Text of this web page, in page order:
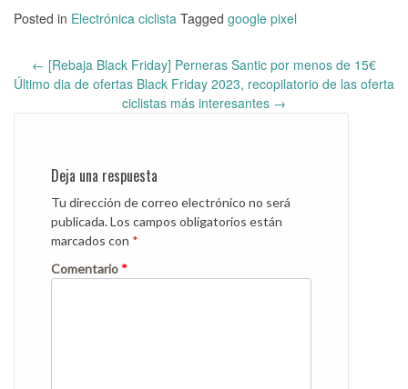
Posted in Electrónica ciclista Tagged google pixel
Post
← [Rebaja Black Friday] Perneras Santic por menos de 15€
Último dia de ofertas Black Friday 2023, recopilatorio de las oferta
ciclistas más interesantes →
Deja una respuesta
Tu dirección de correo electrónico no será
publicada.Los campos obligatorios están
marcados con *
Comentario *